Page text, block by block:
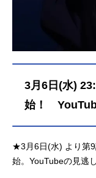
3月6日(水)
始！
★3月6日(水) より第9
始。YouTubeの見逃